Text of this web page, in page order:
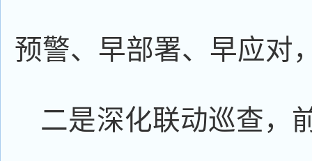
预警、早部署、早应对
二是深化联动巡查，